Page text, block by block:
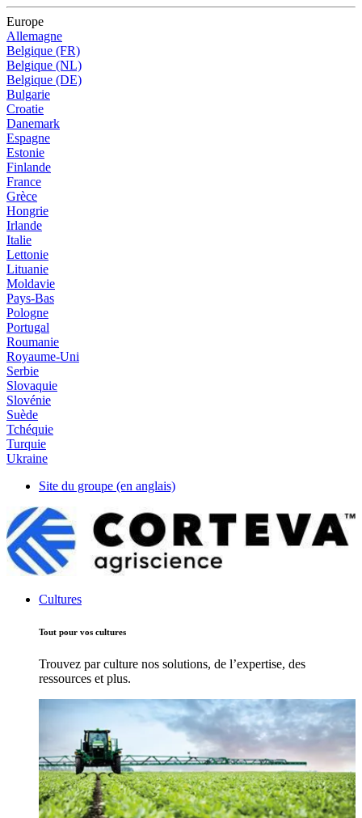
Europe
Allemagne
Belgique (FR)
Belgique (NL)
Belgique (DE)
Bulgarie
Croatie
Danemark
Espagne
Estonie
Finlande
France
Grèce
Hongrie
Irlande
Italie
Lettonie
Lituanie
Moldavie
Pays-Bas
Pologne
Portugal
Roumanie
Royaume-Uni
Serbie
Slovaquie
Slovénie
Suède
Tchéquie
Turquie
Ukraine
Site du groupe (en anglais)
Cultures
Tout pour vos cultures
Trouvez par culture nos solutions, de l’expertise, des
ressources et plus.